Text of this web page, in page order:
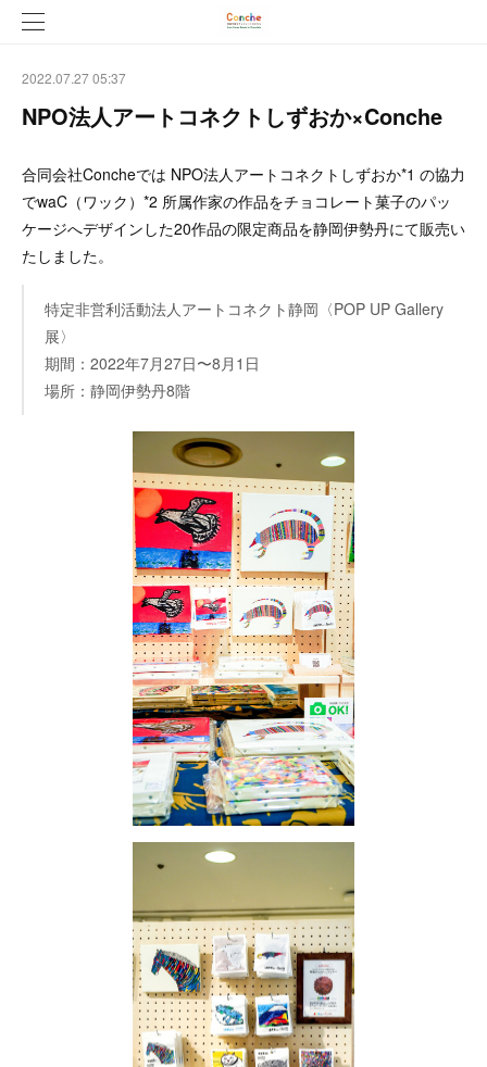
2022.07.27 05:37
NPO法人アートコネクトしずおか×Conche
合同会社Concheでは NPO法人アートコネクトしずおか*1 の協力
でwaC（ワック）*2 所属作家の作品をチョコレート菓子のパッ
ケージへデザインした20作品の限定商品を静岡伊勢丹にて販売い
たしました。
特定非営利活動法人アートコネクト静岡〈POP UP Gallery
展〉
期間：2022年7月27日〜8月1日
場所：静岡伊勢丹8階